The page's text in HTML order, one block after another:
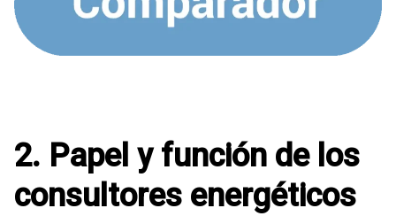
2. Papel y función de los
consultores energéticos